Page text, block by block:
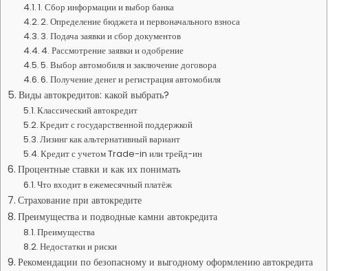
1. Сбор информации и выбор банка
2. Определение бюджета и первоначального взноса
3. Подача заявки и сбор документов
4. Рассмотрение заявки и одобрение
5. Выбор автомобиля и заключение договора
6. Получение денег и регистрация автомобиля
Виды автокредитов: какой выбрать?
Классический автокредит
Кредит с государственной поддержкой
Лизинг как альтернативный вариант
Кредит с учетом Trade-in или трейд-ин
Процентные ставки и как их понимать
Что входит в ежемесячный платёж
Страхование при автокредите
Преимущества и подводные камни автокредита
Преимущества
Недостатки и риски
Рекомендации по безопасному и выгодному оформлению автокредита